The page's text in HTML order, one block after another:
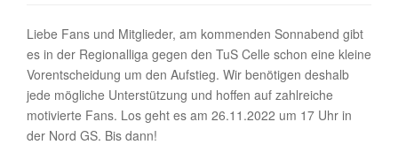
Liebe Fans und Mitglieder, am kommenden Sonnabend gibt
es in der Regionalliga gegen den TuS Celle schon eine kleine
Vorentscheidung um den Aufstieg. Wir benötigen deshalb
jede mögliche Unterstützung und hoffen auf zahlreiche
motivierte Fans. Los geht es am 26.11.2022 um 17 Uhr in
der Nord GS. Bis dann!